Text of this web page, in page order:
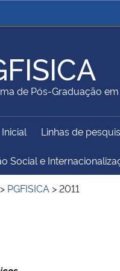
Ministério da Justiça e
Ministério da Educação
Ministério do Turismo
de Pós-Graduação em
Linhas de
Social e
> PGFISICA >2011